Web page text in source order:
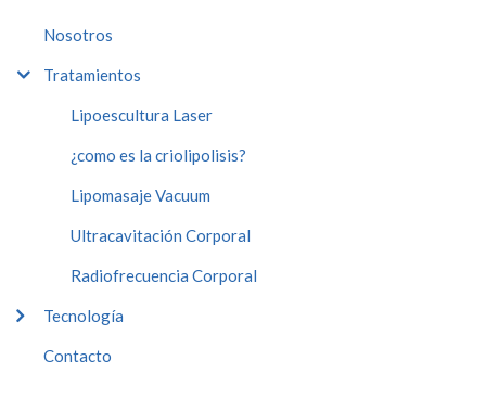
Nosotros
Tratamientos
Lipoescultura Laser
¿como es la criolipolisis?
Lipomasaje Vacuum
Ultracavitación Corporal
Radiofrecuencia Corporal
Tecnología
Contacto